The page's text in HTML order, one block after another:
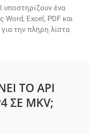
υποστηρίζουν ένα
Excel, PDF και
την πλήρη λίστα
ΤΟ API
ΣΕ MKV;